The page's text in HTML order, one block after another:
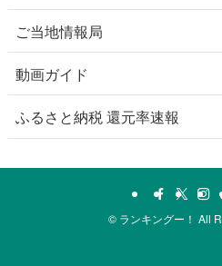
ご当地情報局
動画ガイド
ふるさと納税 還元率速報
© ランキングー！ All